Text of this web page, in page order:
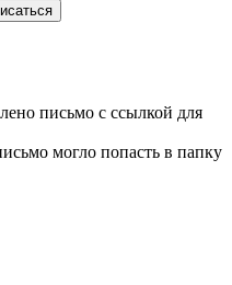
письмо с ссылкой для
могло попасть в папку